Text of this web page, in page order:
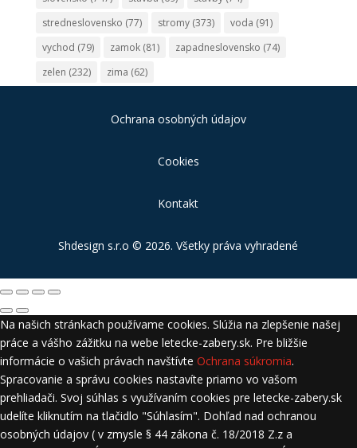
stredneslovensko (77) stromy(373) voda (91)
vychod (79) zamok(81) zapadneslovensko (74)
zelen (232) zima (62)
Ochrana osobných údajov
Cookies
Kontakt
Shdesign s.r.o © 2026. Všetky práva vyhradené
Na našich stránkach používame cookies. Slúžia na zlepšenie našej
práce a vášho zážitku na webe letecke-zabery.sk. Pre bližšie
informácie o vašich právach navštívte Ochrana súkromia.
Spracovanie a správu cookies nastavíte priamo vo vašom
prehliadači. Svoj súhlas s využívaním cookies pre letecke-zabery.sk
udelíte kliknutím na tlačidlo "Súhlasím". Dohľad nad ochranou
osobných údajov ( v zmysle § 44 zákona č. 18/2018 Z.z a